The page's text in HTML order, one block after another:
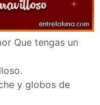
Que tengas un
y globos de